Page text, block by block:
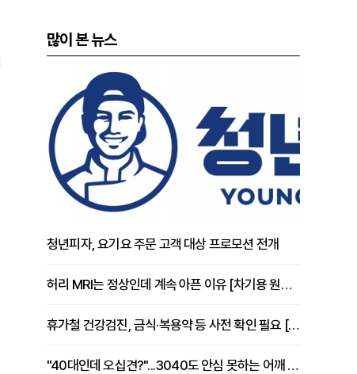
많이 본 뉴스
청년피자, 요기요 주문 고객 대상 프로모션 전개
허리 MRI는 정상인데 계속 아픈 이유 [차기용 원장 칼럼]
휴가철 건강검진, 금식·복용약 등 사전 확인 필요 [정도감 원장 칼럼]
"40대인데 오십견?"...3040도 안심 못하는 어깨 유착성 관절낭염